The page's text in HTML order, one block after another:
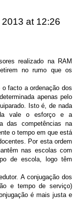
2013 at 12:26
realizado na RAM
no rumo que os
facto a ordenação dos
apenas pelo
Isto é, de nada
vale o esforço e a
das competências na
o tempo em que está
Por esta ordem
nas escolas com
de escola, logo têm
A conjugação dos
e tempo de serviço)
é mais justa e